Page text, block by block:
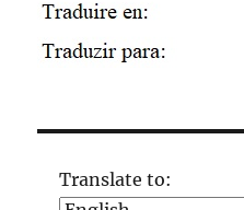
Translate to: